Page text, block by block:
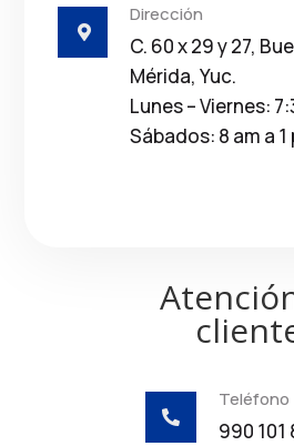

Dirección
C. 60 x 29 y 27,
Mérida, Yuc.
Lunes – Viernes:
Sábados: 8 am a 1

Teléfono
990 101